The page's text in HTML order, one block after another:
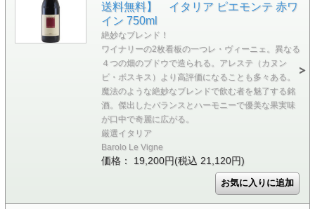
送料無料】 イタリア ピエモンテ 赤ワ
イン 750ml
絶妙なブレンド！
ワイナリーの2枚看板の一つレ・ヴィーニェ。異なる
４つの畑のブドウで造られる。アレステ（カヌン
ビ・ボスキス）より高評価になることも多々ある。
魔法のような絶妙なブレンドで飲む者を魅了する銘
酒。傑出したバランスとハーモニーで優美な果実味
が口中で奇麗に広がる。
厳選イタリア
Barolo Le Vigne
価格： 19,200円(税込 21,120円)